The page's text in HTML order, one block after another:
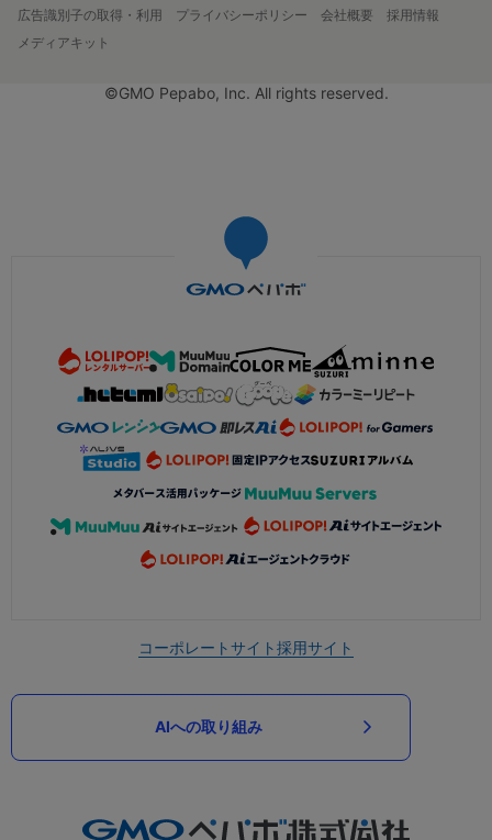
広告識別子の取得・利用
プライバシーポリシー 会社概要
採用情報
メディアキット
©GMO Pepabo, Inc. All rights reserved.
コーポレートサイト採用サイト
AIへの取り組み